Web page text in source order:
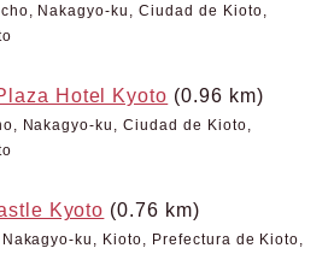
Nakagyo-ku, Ciudad de Kioto,
Hotel Kyoto (0.96 km)
Nakagyo-ku, Ciudad de Kioto,
Kyoto (0.76 km)
ku, Kioto, Prefectura de Kioto,